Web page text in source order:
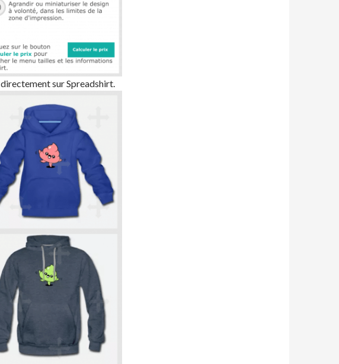
directement sur Spreadshirt.